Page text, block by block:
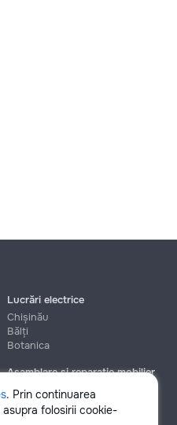
. Prin continuarea
folosirii cookie-
Lucrări electrice
Chișinău
Bălți
Botanica
Asamblare și reparație mobilier
Chișinău
Botanica